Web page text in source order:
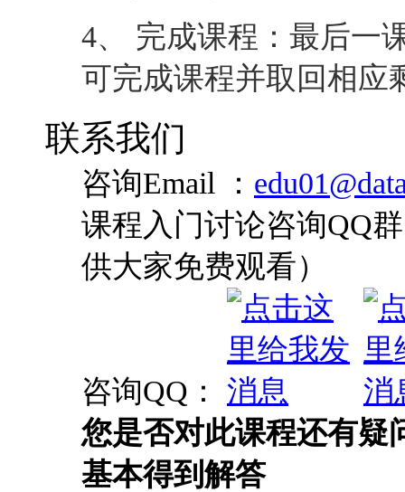
4、 完成课程：最后一
可完成课程并取回相应
联系我们
咨询Email ：
课程入门讨论咨询QQ
供大家免费观看）
咨询QQ：
您是否对此课程还有疑
基本得到解答